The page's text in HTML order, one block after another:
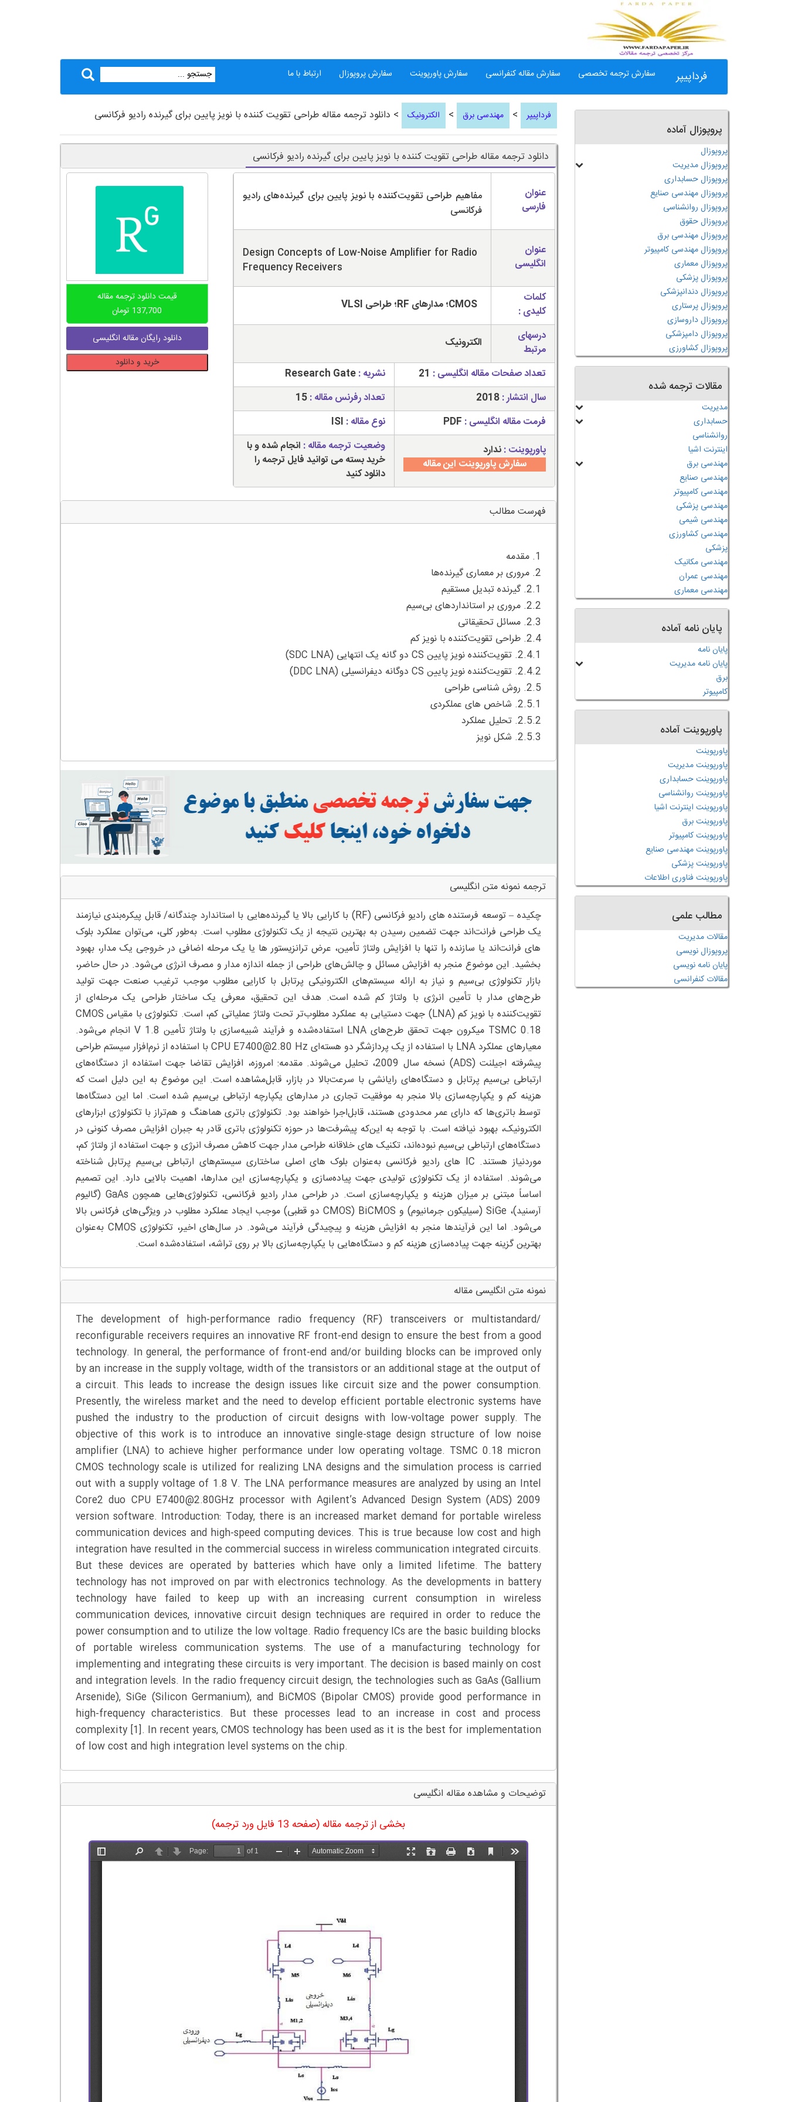
فرداپیپر سفارش ترجمه تخصصی سفارش مقاله کنفرانسی سفارش پاورپوینت سفارش پروپوزال ارتباط با ما
فرداپیپر > مهندسی برق > الکترونیک > دانلود ترجمه مقاله طراحی تقویت کننده با نویز پایین برای گیرنده رادیو فرکانسی
دانلود ترجمه مقاله طراحی تقویت کننده با نویز پایین برای گیرنده رادیو فرکانسی
عنوان
فارسی
مفاهیم طراحی تقویت‌کننده با نویز پایین برای گیرنده‌های رادیو
فرکانسی
عنوان
انگلیسی
Design Concepts of Low-Noise Amplifier for Radio
Frequency Receivers
کلمات
کلیدی :
CMOS؛ مدارهای RF؛ طراحی VLSI
درسهای
مرتبط
الکترونیک
تعداد صفحات مقاله انگلیسی : 21 نشریه :Research Gate
سال انتشار :2018 تعداد رفرنس مقاله :15
فرمت مقاله انگلیسی : PDF نوع مقاله : ISI
پاورپوینت :ندارد
سفارش پاورپوینت این مقاله
وضعیت ترجمه مقاله : انجام شده و با
خرید بسته می توانید فایل ترجمه را
دانلود کنید
قیمت دانلود ترجمه مقاله
137,700 تومان
دانلود رایگان مقاله انگلیسی
ترجمه
گیرنده
خرید و دانلود
فهرست مطالب
2.5.3. شکل نویز
ترجمه نمونه متن انگلیسی
چکیده – توسعه فرستنده های رادیو فرکانسی (RF) با کارایی بالا یا گیرنده‌هایی با استاندارد چندگانه/ قابل پیکره‌بندی نیازمند
یک طراحی فرانت‌اند جهت تضمین رسیدن به بهترین نتیجه از یک تکنولوژی مطلوب است. به‌طور کلی، می‌توان عملکرد بلوک
های فرانت‌اند یا سازنده را تنها با افزایش ولتاژ تأمین، عرض ترانزیستور ها یا یک مرحله اضافی در خروجی یک مدار، بهبود
بخشید. این موضوع منجر به افزایش مسائل و چالش‌های طراحی از جمله اندازه مدار و مصرف انرژی می‌شود. در حال حاضر،
بازار تکنولوژی بی‌سیم و نیاز به ارائه سیستم‌های الکترونیکی پرتابل با کارایی مطلوب موجب ترغیب صنعت جهت تولید
طرح‌های مدار با تأمین انرژی با ولتاژ کم شده است. هدف این تحقیق، معرفی یک ساختار طراحی یک مرحله‌ای از
تقویت‌کننده با نویز کم (LNA) جهت دستیابی به عملکرد مطلوب‌تر تحت ولتاژ عملیاتی کم، است. تکنولوژی با مقیاس CMOS
TSMC 0.18 میکرون جهت تحقق طرح‌های LNA استفاده‌شده و فرآیند شبیه‌سازی با ولتاژ تأمین 1.8 V انجام می‌شود.
معیارهای عملکرد LNA با استفاده از یک پردازشگر دو هسته‌ای CPU E7400@2.80 Hz با استفاده از نرم‌افزار سیستم طراحی
پیشرفته اجیلنت (ADS) نسخه سال 2009، تحلیل می‌شوند. مقدمه: امروزه، افزایش تقاضا جهت استفاده از دستگاه‌های
ارتباطی بی‌سیم پرتابل و دستگاه‌های رایانشی با سرعت‌بالا در بازار، قابل‌مشاهده است. این موضوع به این دلیل است که
هزینه کم و یکپارچه‌سازی بالا منجر به موفقیت تجاری در مدارهای یکپارچه ارتباطی بی‌سیم شده است. اما این دستگاه‌ها
توسط باتری‌ها که دارای عمر محدودی هستند، قابل‌اجرا خواهند بود. تکنولوژی باتری هماهنگ و هم‌تراز با تکنولوژی ابزارهای
الکترونیک، بهبود نیافته است. با توجه به این‌که پیشرفت‌ها در حوزه تکنولوژی باتری قادر به جبران افزایش مصرف کنونی در
دستگاه‌های ارتباطی بی‌سیم نبوده‌اند، تکنیک های خلاقانه طراحی مدار جهت کاهش مصرف انرژی و جهت استفاده از ولتاژ کم،
موردنیاز هستند. IC های رادیو فرکانسی به‌عنوان بلوک های اصلی ساختاری سیستم‌های ارتباطی بی‌سیم پرتابل شناخته
می‌شوند. استفاده از یک تکنولوژی تولیدی جهت پیاده‌سازی و یکپارچه‌سازی این مدارها، اهمیت بالایی دارد. این تصمیم
اساساً مبتنی بر میزان هزینه و یکپارچه‌سازی است. در طراحی مدار رادیو فرکانسی، تکنولوژی‌هایی همچون GaAs (گالیوم
آرسنید)، SiGe (سیلیکون جرمانیوم) و BiCMOS (CMOS دو قطبی) موجب ایجاد عملکرد مطلوب در ویژگی‌های فرکانس بالا
می‌شود. اما این فرآیندها منجر به افزایش هزینه و پیچیدگی فرآیند می‌شود. در سال‌های اخیر، تکنولوژی CMOS به‌عنوان
بهترین گزینه جهت پیاده‌سازی هزینه کم و دستگاه‌هایی با یکپارچه‌سازی بالا بر روی تراشه، استفاده‌شده است.
نمونه متن انگلیسی مقاله
The development of high-performance radio frequency (RF) transceivers or multistandard/
reconfigurable receivers requires an innovative RF front-end design to ensure the best from a good
technology. In general, the performance of front-end and/or building blocks can be improved only
by an increase in the supply voltage, width of the transistors or an additional stage at the output of
a circuit. This leads to increase the design issues like circuit size and the power consumption.
Presently, the wireless market and the need to develop efficient portable electronic systems have
pushed the industry to the production of circuit designs with low-voltage power supply. The
objective of this work is to introduce an innovative single-stage design structure of low noise
amplifier (LNA) to achieve higher performance under low operating voltage. TSMC 0.18 micron
CMOS technology scale is utilized for realizing LNA designs and the simulation process is carried
out with a supply voltage of 1.8 V. The LNA performance measures are analyzed by using an Intel
Core2 duo CPU E7400@2.80GHz processor with Agilent’s Advanced Design System (ADS) 2009
version software. Introduction: Today, there is an increased market demand for portable wireless
communication devices and high-speed computing devices. This is true because low cost and high
integration have resulted in the commercial success in wireless communication integrated circuits.
But these devices are operated by batteries which have only a limited lifetime. The battery
technology has not improved on par with electronics technology. As the developments in battery
technology have failed to keep up with an increasing current consumption in wireless
communication devices, innovative circuit design techniques are required in order to reduce the
power consumption and to utilize the low voltage. Radio frequency ICs are the basic building blocks
of portable wireless communication systems. The use of a manufacturing technology for
implementing and integrating these circuits is very important. The decision is based mainly on cost
and integration levels. In the radio frequency circuit design, the technologies such as GaAs (Gallium
Arsenide), SiGe (Silicon Germanium), and BiCMOS (Bipolar CMOS) provide good performance in
high-frequency characteristics. But these processes lead to an increase in cost and process
complexity [1]. In recent years, CMOS technology has been used as it is the best for implementation
of low cost and high integration level systems on the chip.
توضیحات و مشاهده مقاله انگلیسی
بخشی از ترجمه مقاله (صفحه 13 فایل ورد ترجمه)
پروپوزال آماده
پروپوزال
پروپوزال مدیریت
پروپوزال حسابداری
پروپوزال مهندسی صنایع
پروپوزال روانشناسی
پروپوزال حقوق
پروپوزال مهندسی برق
پروپوزال مهندسی کامپیوتر
پروپوزال معماری
پروپوزال پزشکی
پروپوزال دندانپزشکی
پروپوزال پرستاری
پروپوزال داروسازی
پروپوزال دامپزشکی
پروپوزال کشاورزی
مقالات ترجمه شده
مدیریت
حسابداری
روانشناسی
اینترنت اشیا
مهندسی برق
مهندسی صنایع
مهندسی کامپیوتر
مهندسی پزشکی
مهندسی شیمی
مهندسی کشاورزی
پزشکی
مهندسی مکانیک
مهندسی عمران
مهندسی معماری
پایان نامه آماده
پایان نامه
پایان نامه مدیریت
برق
کامپیوتر
پاورپوینت آماده
پاورپوینت
پاورپوینت مدیریت
پاورپوینت حسابداری
پاورپوینت روانشناسی
پاورپوینت اینترنت اشیا
پاورپوینت برق
پاورپوینت کامپیوتر
پاورپوینت مهندسی صنایع
پاورپوینت پزشکی
پاورپوینت فناوری اطلاعات
مطالب علمی
مقالات مدیریت
پروپوزال نویسی
پایان نامه نویسی
مقالات کنفرانسی